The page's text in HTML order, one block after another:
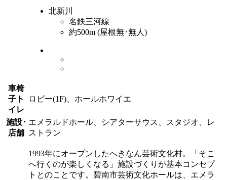
北新川
名鉄三河線
約500m (屋根無･無人)
車椅
子ト
イレ
ロビー(1F)、ホールホワイエ
施設･
店舗
エメラルドホール、シアターサウス、スタジオ、レ
ストラン
1993年にオープンしたへきなん芸術文化村。「そこ
へ行くのが楽しくなる」施設づくりが基本コンセプ
トとのことです。碧南市芸術文化ホールは、エメラ